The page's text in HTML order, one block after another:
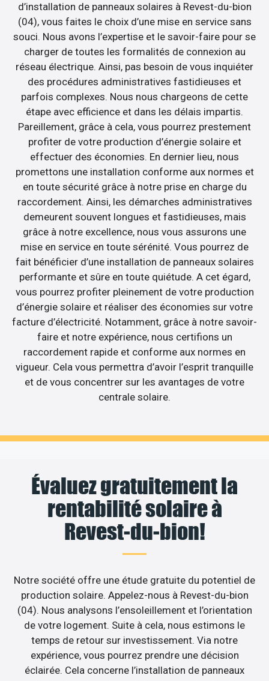
d’installation de panneaux solaires à Revest-du-bion
(04), vous faites le choix d’une mise en service sans
souci. Nous avons l’expertise et le savoir-faire pour se
charger de toutes les formalités de connexion au
réseau électrique. Ainsi, pas besoin de vous inquiéter
des procédures administratives fastidieuses et
parfois complexes. Nous nous chargeons de cette
étape avec efficience et dans les délais impartis.
Pareillement, grâce à cela, vous pourrez prestement
profiter de votre production d’énergie solaire et
effectuer des économies. En dernier lieu, nous
promettons une installation conforme aux normes et
en toute sécurité grâce à notre prise en charge du
raccordement. Ainsi, les démarches administratives
demeurent souvent longues et fastidieuses, mais
grâce à notre excellence, nous vous assurons une
mise en service en toute sérénité. Vous pourrez de
fait bénéficier d’une installation de panneaux solaires
performante et sûre en toute quiétude. A cet égard,
vous pourrez profiter pleinement de votre production
d’énergie solaire et réaliser des économies sur votre
facture d’électricité. Notamment, grâce à notre savoir-
faire et notre expérience, nous certifions un
raccordement rapide et conforme aux normes en
vigueur. Cela vous permettra d’avoir l’esprit tranquille
et de vous concentrer sur les avantages de votre
centrale solaire.
Évaluez gratuitement la
rentabilité solaire à
Revest-du-bion!
Notre société offre une étude gratuite du potentiel de
production solaire. Appelez-nous à Revest-du-bion
(04). Nous analysons l’ensoleillement et l’orientation
de votre logement. Suite à cela, nous estimons le
temps de retour sur investissement. Via notre
expérience, vous pourrez prendre une décision
éclairée. Cela concerne l’installation de panneaux